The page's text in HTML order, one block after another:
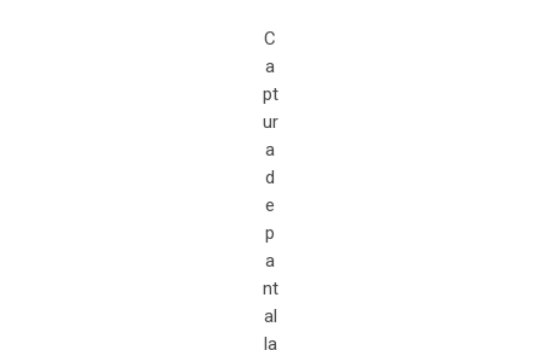
C
a
pt
ur
a
d
e
p
a
nt
al
la